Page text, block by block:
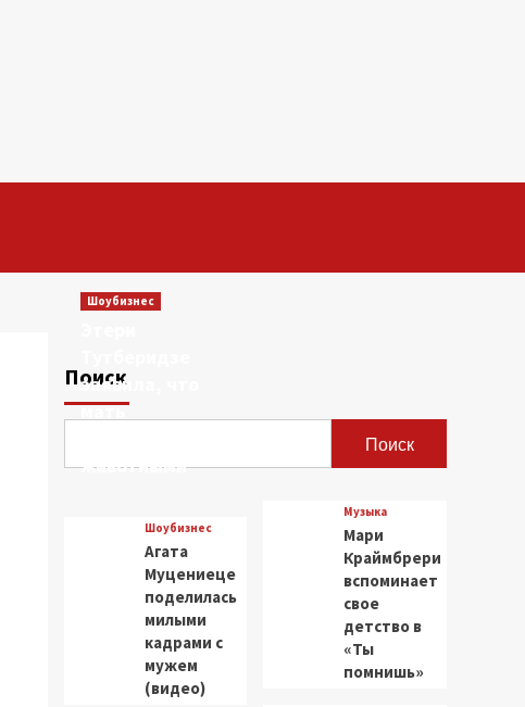
Поиск
Поиск
Шоубизнес
заявила, что
мать
животными
Шоубизнес
Агата
Муцениеце
поделилась
милыми
кадрами с
мужем
(видео)
Музыка
Мари
Краймбрери
вспоминает
свое
детство в
«Ты
помнишь»